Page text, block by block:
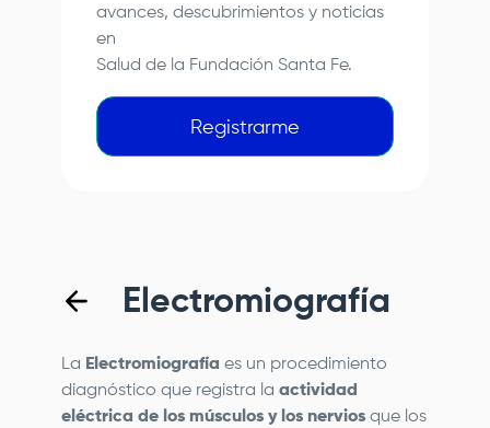
avances, descubrimientos y noticias
en
Salud de la Fundación Santa Fe.
Registrarme
Electromiografía
La Electromiografía es un procedimiento
diagnóstico que registra la actividad
eléctrica de los músculos y los nervios que los